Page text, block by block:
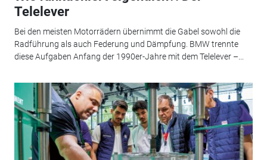
Telelever
Bei den meisten Motorrädern übernimmt die Gabel sowohl die
Radführung als auch Federung und Dämpfung. BMW trennte
diese Aufgaben Anfang der 1990er-Jahre mit dem Telelever –...